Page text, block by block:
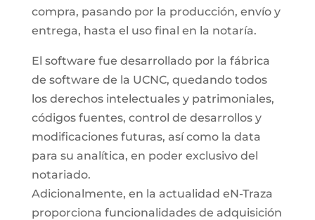
compra, pasando por la producción, envío y
entrega, hasta el uso final en la notaría.
El software fue desarrollado por la fábrica
de software de la UCNC, quedando todos
los derechos intelectuales y patrimoniales,
códigos fuentes, control de desarrollos y
modificaciones futuras, así como la data
para su analítica, en poder exclusivo del
notariado.
Adicionalmente, en la actualidad eN-Traza
proporciona funcionalidades de adquisición